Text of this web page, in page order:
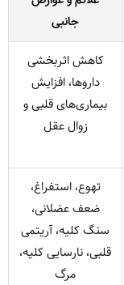
جانبی
کاهش اثربخشی
داروها، افزایش
بیماری‌های قلبی و
زوال عقل
تهوع، استفراغ،
ضعف عضلانی،
سنگ کلیه، آریتمی
قلبی، نارسایی کلیه،
مرگ